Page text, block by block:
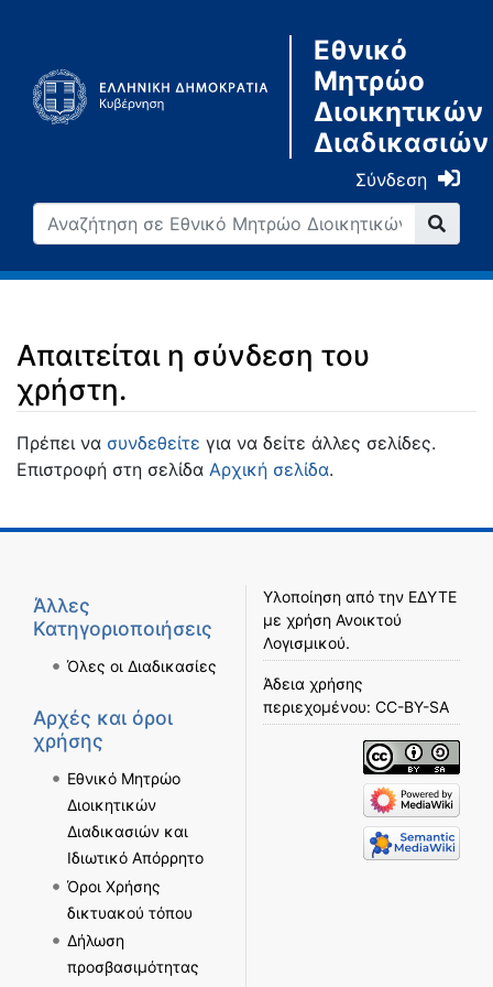
Εθνικό
Μητρώο
Διοικητικών
Διαδικασιών
Σύνδεση
Απαιτείται η σύνδεση του
χρήστη.
Μετάβαση σε:πλοήγηση,αναζήτηση
Πρέπει να συνδεθείτε για να δείτε άλλες σελίδες.
Επιστροφή στη σελίδα Αρχική σελίδα.
Άλλες
Κατηγοριοποιήσεις
Όλες οι Διαδικασίες
Αρχές και όροι
χρήσης
Εθνικό Μητρώο
Διοικητικών
Διαδικασιών και
Ιδιωτικό Απόρρητο
Όροι Χρήσης
δικτυακού τόπου
Δήλωση
προσβασιμότητας
Υλοποίηση από την ΕΔΥΤΕ
με χρήση Ανοικτού
Λογισμικού.
Άδεια χρήσης
περιεχομένου: CC-BY-SA